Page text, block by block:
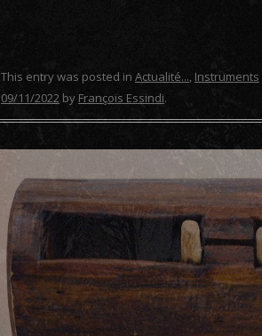
This entry was posted in Actualité..., Instruments
09/11/2022by François Essindi.